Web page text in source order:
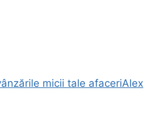
micii tale afaceriAlex